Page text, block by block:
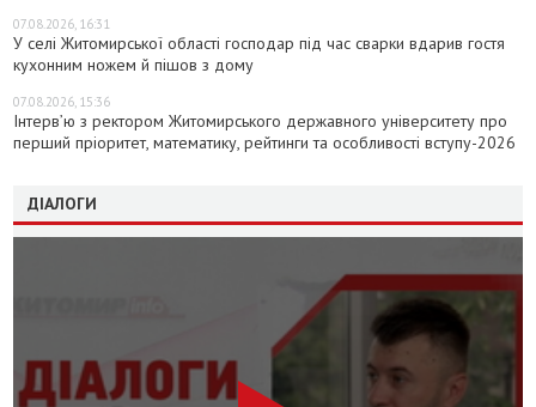
07.08.2026, 16:31
У селі Житомирської області господар під час сварки вдарив гостя
кухонним ножем й пішов з дому
07.08.2026, 15:36
Інтерв’ю з ректором Житомирського державного університету про
перший пріоритет, математику, рейтинги та особливості вступу-2026
ДІАЛОГИ